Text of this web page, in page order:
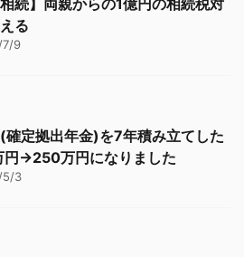
る
7/9
定拠出年金)を7年積み立てした
円→250万円になりました
5/3